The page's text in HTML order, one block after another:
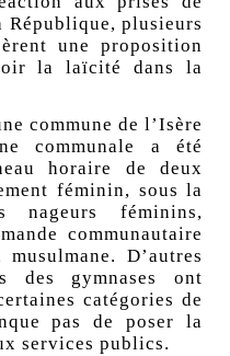
plusieurs
une proposition
la laïcité dans la
commune de l’Isère
communale a été
horaire de deux
féminin, sous la
nageurs féminins,
communautaire
D’autres
des gymnases ont
catégories de
pas de poser la
services publics.